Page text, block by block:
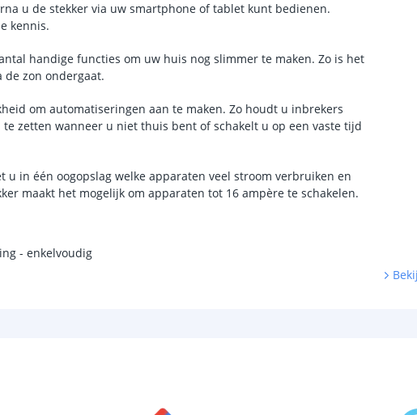
u de stekker via uw smartphone of tablet kunt bedienen.
kennis.
handige functies om uw huis nog slimmer te maken. Zo is het
de zon ondergaat.
om automatiseringen aan te maken. Zo houdt u inbrekers
zetten wanneer u niet thuis bent of schakelt u op een vaste tijd
u in één oogopslag welke apparaten veel stroom verbruiken en
maakt het mogelijk om apparaten tot 16 ampère te schakelen.
- enkelvoudig